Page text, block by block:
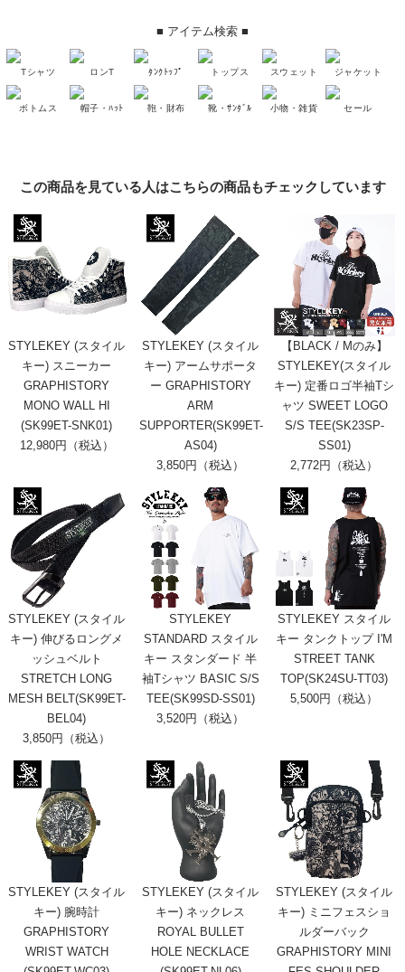
■ アイテム検索 ■
Tシャツ ロンT ﾀﾝｸﾄｯﾌﾟ トップス スウェット ジャケット
ボトムス 帽子・ﾊｯﾄ 鞄・財布 靴・ｻﾝﾀﾞﾙ 小物・雑貨 セール
この商品を見ている人はこちらの商品もチェックしています
STYLEKEY (スタイル
キー) スニーカー
GRAPHISTORY
MONO WALL HI
(SK99ET-SNK01)
12,980円（税込）
STYLEKEY (スタイル
キー) アームサポータ
ー GRAPHISTORY
ARM
SUPPORTER(SK99ET-
AS04)
3,850円（税込）
【BLACK / Mのみ】
STYLEKEY(スタイル
キー) 定番ロゴ半袖Tシ
ャツ SWEET LOGO
S/S TEE(SK23SP-
SS01)
2,772円（税込）
STYLEKEY (スタイル
キー) 伸びるロングメ
ッシュベルト
STRETCH LONG
MESH BELT(SK99ET-
BEL04)
3,850円（税込）
STYLEKEY
STANDARD スタイル
キー スタンダード 半
袖Tシャツ BASIC S/S
TEE(SK99SD-SS01)
3,520円（税込）
STYLEKEY スタイル
キー タンクトップ I'M
STREET TANK
TOP(SK24SU-TT03)
5,500円（税込）
STYLEKEY (スタイル
キー) 腕時計
GRAPHISTORY
WRIST WATCH
STYLEKEY (スタイル
キー) ネックレス
ROYAL BULLET
HOLE NECKLACE
STYLEKEY (スタイル
キー) ミニフェスショ
ルダーバック
GRAPHISTORY MINI